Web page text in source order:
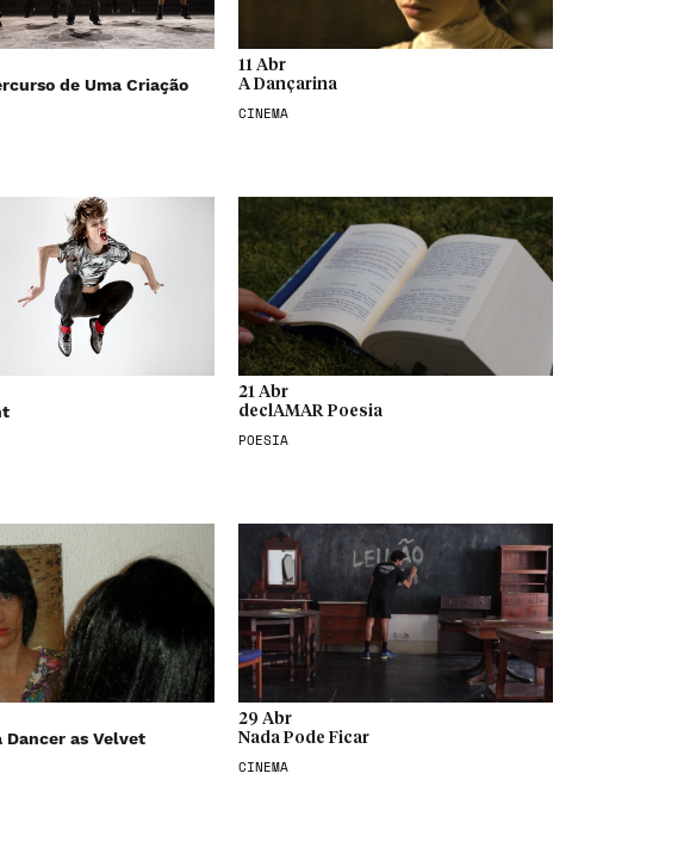
de Uma Criação
11 Abr
A Dançarina
CINEMA
21 Abr
declAMAR Poesia
POESIA
Dancer as Velvet
29 Abr
Nada Pode Ficar
CINEMA